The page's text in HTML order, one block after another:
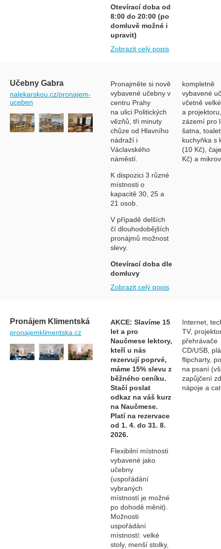
Otevírací doba od
8:00 do 20:00 (po
domluvě možné i
upravit)
Zobrazit celý popis
Učebny Gabra
nalekarskou.cz/pronajem-
uceben
Pronajměte si nově
vybavené učebny v
centru Prahy
na ulici Politických
vězňů, tři minuty
chůze od Hlavního
nádraží i
Václavského
náměstí.
K dispozici 3 různé
místnosti o
kapacitě 30, 25 a
21 osob.
V případě delších
čí dlouhodobějších
pronájmů možnost
slevy.
Otevírací doba dle
domluvy
Zobrazit celý popis
kompletně
vybavené
včetně
a
zázemí pro
šatna,
kuchyňka s
(10 Kč),
Kč) a
Pronájem Klimentská
pronajemklimentska.cz
AKCE: Slavíme 15
let a pro
Naučmese lektory,
kteří u nás
rezervují poprvé,
máme 15% slevu z
běžného ceníku.
Stačí poslat
odkaz na váš kurz
na Naučmese.
Platí na rezervace
od 1. 4. do 31. 8.
2026.
Flexibilní místnosti
vybavené jako
učebny
(uspořádání
vybraných
místností je možné
po dohodě měnit).
Možnosti
uspořádání
místností: velké
stoly, menší stolky,
Internet,
TV,
přehrávače
CD/USB,
flipcharty,
na psaní
zapůjčení
nápoje a